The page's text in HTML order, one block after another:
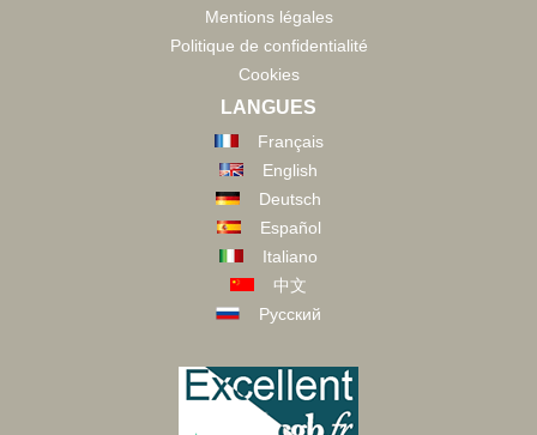
Mentions légales
Politique de confidentialité
Cookies
LANGUES
Français
English
Deutsch
Español
Italiano
中文
Русский